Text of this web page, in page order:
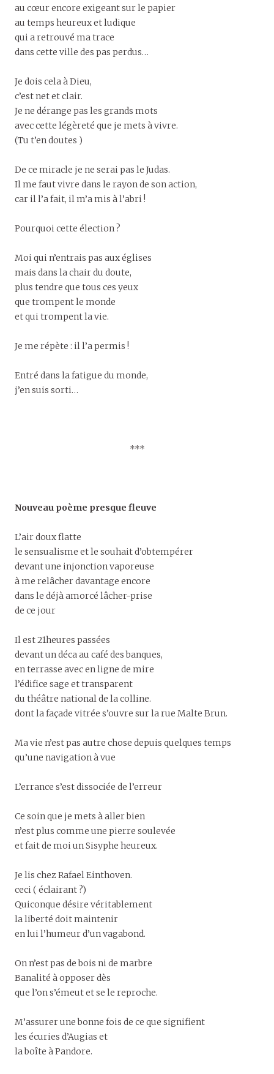
au cœur encore exigeant sur le papier
au temps heureux et ludique
qui a retrouvé ma trace
dans cette ville des pas perdus…
Je dois cela à Dieu,
c’est net et clair.
Je ne dérange pas les grands mots
avec cette légèreté que je mets à vivre.
(Tu t’en doutes )
De ce miracle je ne serai pas le Judas.
Il me faut vivre dans le rayon de son action,
car il l’a fait, il m’a mis à l’abri !
Pourquoi cette élection ?
Moi qui n’entrais pas aux églises
mais dans la chair du doute,
plus tendre que tous ces yeux
que trompent le monde
et qui trompent la vie.
Je me répète : il l’a permis !
Entré dans la fatigue du monde,
j’en suis sorti…
***
Nouveau poème presque fleuve
L’air doux flatte
le sensualisme et le souhait d’obtempérer
devant une injonction vaporeuse
à me relâcher davantage encore
dans le déjà amorcé lâcher-prise
de ce jour
Il est 21heures passées
devant un déca au café des banques,
en terrasse avec en ligne de mire
l’édifice sage et transparent
du théâtre national de la colline.
dont la façade vitrée s’ouvre sur la rue Malte Brun.
Ma vie n’est pas autre chose depuis quelques temps
qu’une navigation à vue
L’errance s’est dissociée de l’erreur
Ce soin que je mets à aller bien
n’est plus comme une pierre soulevée
et fait de moi un Sisyphe heureux.
Je lis chez Rafael Einthoven.
ceci ( éclairant ?)
Quiconque désire véritablement
la liberté doit maintenir
en lui l’humeur d’un vagabond.
On n’est pas de bois ni de marbre
Banalité à opposer dès
que l’on s’émeut et se le reproche.
M’assurer une bonne fois de ce que signifient
les écuries d’Augias et
la boîte à Pandore.